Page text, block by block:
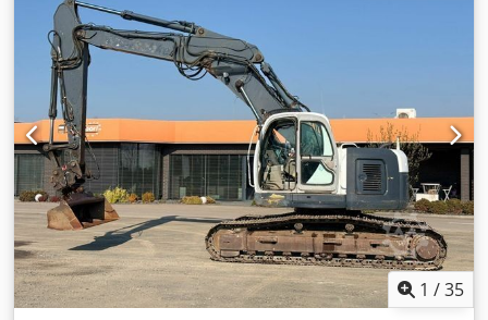
Aifsf Venta por encargo del cliente
1 /35